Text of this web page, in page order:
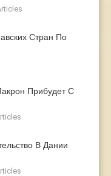
Стран По
Прибудет С
В Дании